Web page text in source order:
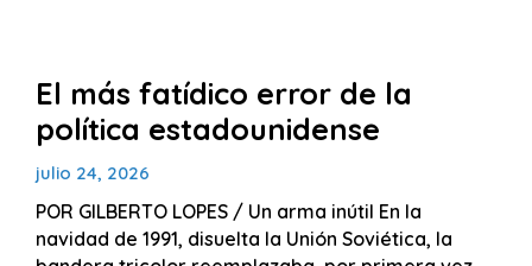
El más fatídico error de la
política estadounidense
julio 24, 2026
POR GILBERTO LOPES / Un arma inútil En la
navidad de 1991, disuelta la Unión Soviética, la